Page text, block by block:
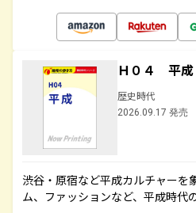
Ｈ０４ 平成
歴史時代
2026.09.17 発売
渋谷・原宿など平成カルチャーを
ム、ファッションなど、平成時代